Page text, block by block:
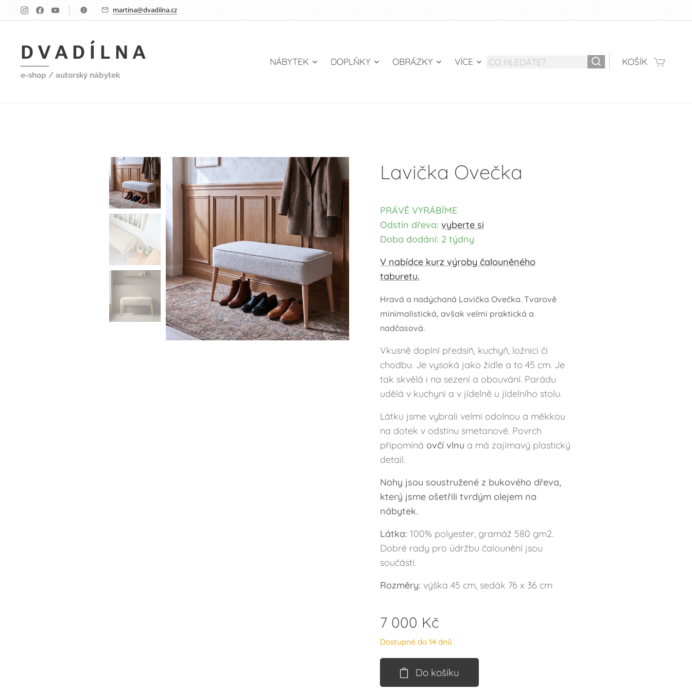
martina@dvadilna.cz
D V A D Í L N A
e-shop / autorský nábytek
NÁBYTEK DOPLŇKY OBRÁZKY VÍCE KOŠÍK
Lavička Ovečka
PRÁVĚ VYRÁBÍME
Odstín dřeva: vyberte si
Doba dodání: 2 týdny
V nabídce kurz výroby čalouněného
taburetu.
Hravá a nadýchaná Lavička Ovečka. Tvarově
minimalistická, avšak velmi praktická a
nadčasová.
Vkusně doplní předsíň, kuchyň, ložnici či
chodbu. Je vysoká jako židle a to 45 cm. Je
tak skvělá i na sezení a obouvání. Parádu
udělá v kuchyni a v jídelně u jídelního stolu.
Látku jsme vybrali velmi odolnou a měkkou
na dotek v odstínu smetanové. Povrch
připomíná ovčí vlnu a má zajímavý plastický
detail.
Nohy jsou soustružené z bukového dřeva,
který jsme ošetřili tvrdým olejem na
nábytek.
Látka: 100% polyester, gramáž 580 gm2.
Dobré rady pro údržbu čalounění jsou
součástí.
Rozměry: výška 45 cm, sedák 76 x 36 cm
7 000 Kč
Dostupné do 14 dnů
Do košíku